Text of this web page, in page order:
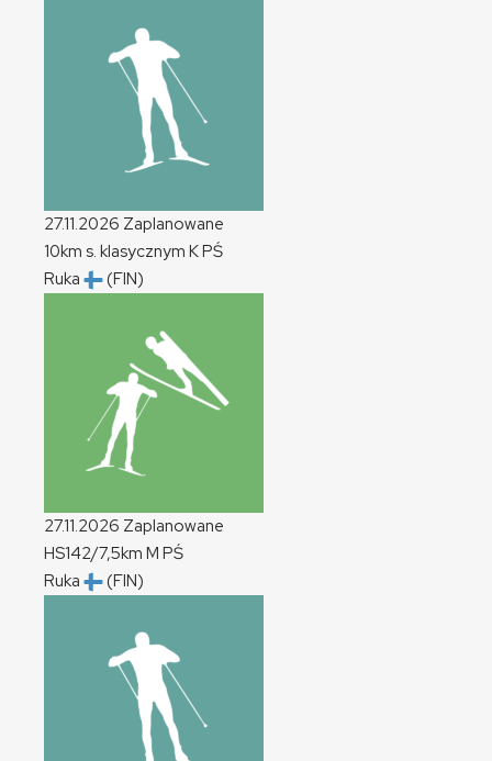
27.11.2026 Zaplanowane
10km s. klasycznym KPŚ
Ruka
(FIN)
27.11.2026 Zaplanowane
HS142/7,5km M PŚ
Ruka
(FIN)